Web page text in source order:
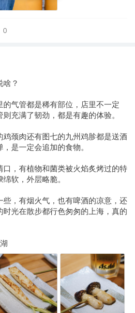
0
啥？
的气管都是稀有部位，店里不一定
充满了韧劲，都是有趣的体验。
鸡颈肉还有图七的九州鸡胗都是送酒
是一定会追加的食物。
口，有植物和菌类被火焰炙烤过的特
软，外层略脆。
些，有烟火气，也有啤酒的凉意，还
光在散步都行色匆匆的上海，真的